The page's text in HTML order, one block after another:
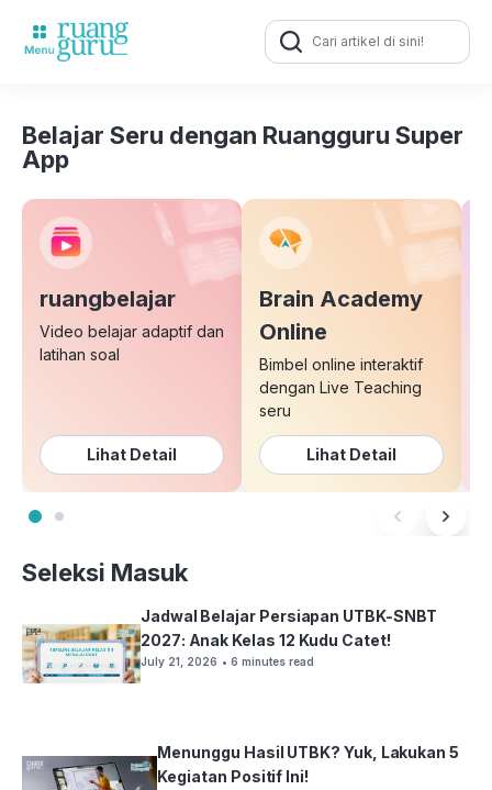
Search
for:
Belajar Seru dengan Ruangguru Super
App
ruangbelajar
Video belajar adaptif dan
latihan soal
Lihat Detail
Brain Academy
Online
Bimbel online interaktif
dengan Live Teaching
seru
Lihat Detail
Seleksi Masuk
Jadwal Belajar Persiapan UTBK-SNBT
2027: Anak Kelas 12 Kudu Catet!
July 21, 2026 • 6 minutes read
Menunggu Hasil UTBK? Yuk, Lakukan 5
Kegiatan Positif Ini!